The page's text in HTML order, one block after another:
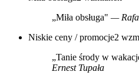
„Miła obsługa" —
Niskie ceny / promocje2
„Tanie środy w
Ernest Tupała